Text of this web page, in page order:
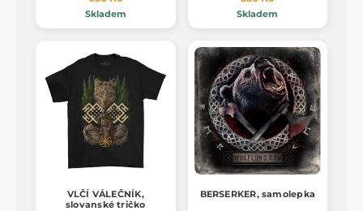
Skladem Skladem
VLČÍ VÁLEČNÍK,
slovanské tričko
BERSERKER, samolepka